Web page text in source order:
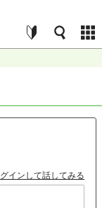
インして話してみる